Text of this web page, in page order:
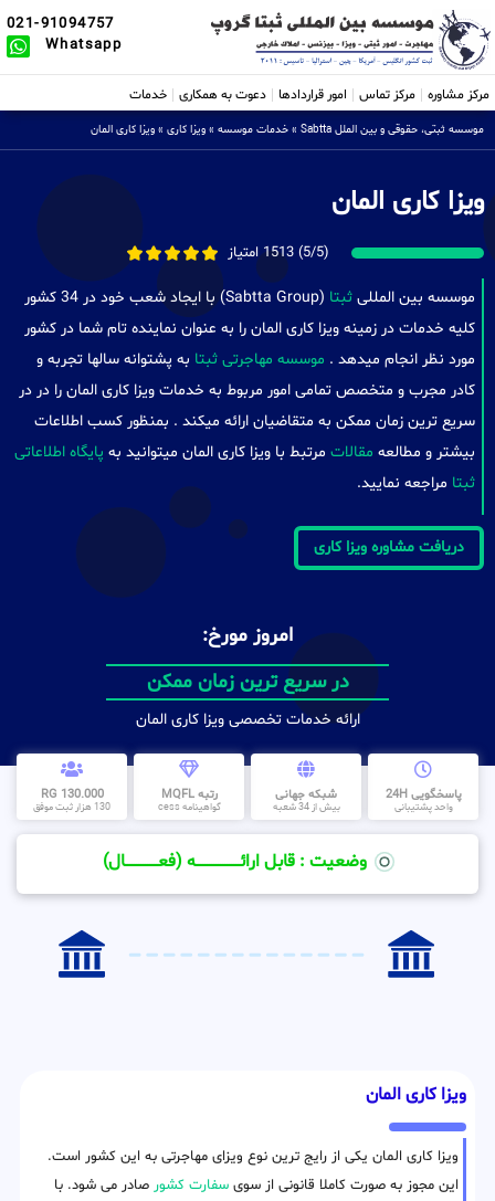
021-91094757
Whatsapp
مرکز مشاوره مرکز تماس امور قراردادها دعوت به همکاری خدمات
موسسه ثبتی، حقوقی و بین الملل Sabtta » خدمات موسسه » ویزا کاری » ویزا کاری المان
ویزا کاری المان
(5/5) 1513 امتیاز
موسسه بین المللی ثبتا
(Sabtta Group) با ایجاد شعب خود در 34 کشور
کلیه خدمات در زمینه ویزا کاری المان را به عنوان نماینده تام شما در کشور
مورد نظر انجام میدهد . موسسه مهاجرتی ثبتا به پشتوانه سالها تجربه و
کادر مجرب و متخصص تمامی امور مربوط به خدمات ویزا کاری المان را در در
سریع ترین زمان ممکن به متقاضیان ارائه میکند . بمنظور کسب اطلاعات
بیشتر و مطالعه مقالات مرتبط با ویزا کاری المان میتوانید به پایگاه اطلاعاتی
ثبتا مراجعه نمایید.
دریافت مشاوره ویزا کاری
امروز مورخ:
در سریع ترین زمان ممکن
ارائه خدمات تخصصی ویزا کاری المان
پاسخگویی 24H
واحد پشتیبانی
شبکه جهانی
بیش از 34 شعبه
رتبه MQFL
گواهینامه cess
130.000 RG
130 هزار ثبت موفق
وضعیت : قابل ارائــــــــــــــــــــه (فعـــــــــــــــال)
ویزا کاری المان
ویزا کاری المان یکی از رایج ترین نوع ویزای مهاجرتی به این کشور است.
این مجوز به صورت کاملا قانونی از سوی سفارت کشور صادر می شود. با